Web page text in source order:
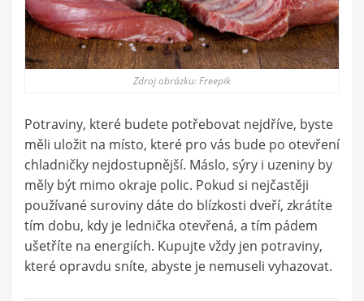
Zdroj obrázku: Freepik
Potraviny, které budete potřebovat nejdříve, byste
měli uložit na místo, které pro vás bude po otevření
chladničky nejdostupnější. Máslo, sýry i uzeniny by
měly být mimo okraje polic. Pokud si nejčastěji
používané suroviny dáte do blízkosti dveří, zkrátíte
tím dobu, kdy je lednička otevřená, a tím pádem
ušetříte na energiích. Kupujte vždy jen potraviny,
které opravdu sníte, abyste je nemuseli vyhazovat.